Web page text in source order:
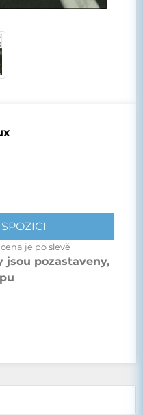
je po slevě
jsou pozastaveny,